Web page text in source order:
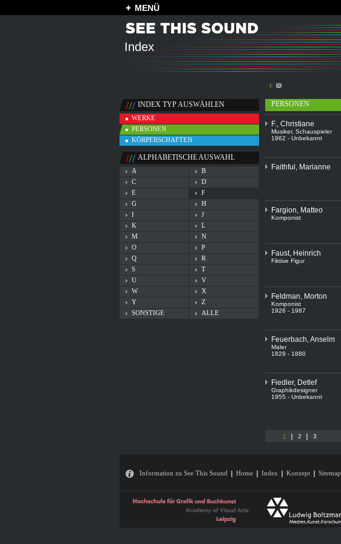
MENÜ
Index
F
INDEX TYP AUSWÄHLEN
WERKE
PERSONEN
KÖRPERSCHAFTEN
ALPHABETISCHE AUSWAHL
A
B
C
D
E
F
G
H
I
J
K
L
M
N
O
P
Q
R
S
T
U
V
W
X
Y
Z
SONSTIGE
ALLE
PERSONEN
F., Christiane
Musiker, Schauspieler
1962 - Unbekannt
Faithful, Marianne
Fargion, Matteo
Komponist
Faust, Heinrich
Fiktive Figur
Feldman, Morton
Komponist
1926 - 1987
Feuerbach, Anselm
Maler
1829 - 1880
Fiedler, Detlef
Graphikdesigner
1955 - Unbekannt
1 2 3
Information zu See This Sound Home Index Konzept Sitemap